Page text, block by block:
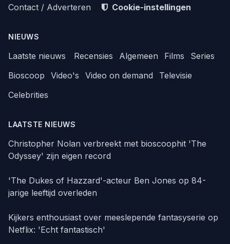
Contact / Adverteren Cookie-instellingen
NIEUWS
Laatste nieuws Recensies Algemeen Films
Series
Bioscoop
Video's Video on demand
Televisie
Celebrities
LAATSTE NIEUWS
Christopher Nolan verbreekt met bioscoophit 'The
Odyssey' zijn eigen record
'The Dukes of Hazzard'-acteur Ben Jones op 84-
jarige leeftijd overleden
Kijkers enthousiast over meeslepende fantasyserie op
Netflix: 'Echt fantastisch'